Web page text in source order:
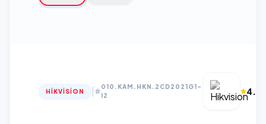
HIKVISION
010.KAM.HKN.2CD2021G1-
I2
4.9